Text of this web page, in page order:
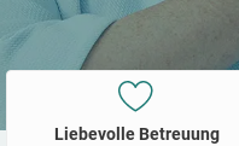
Liebevolle Betreuung